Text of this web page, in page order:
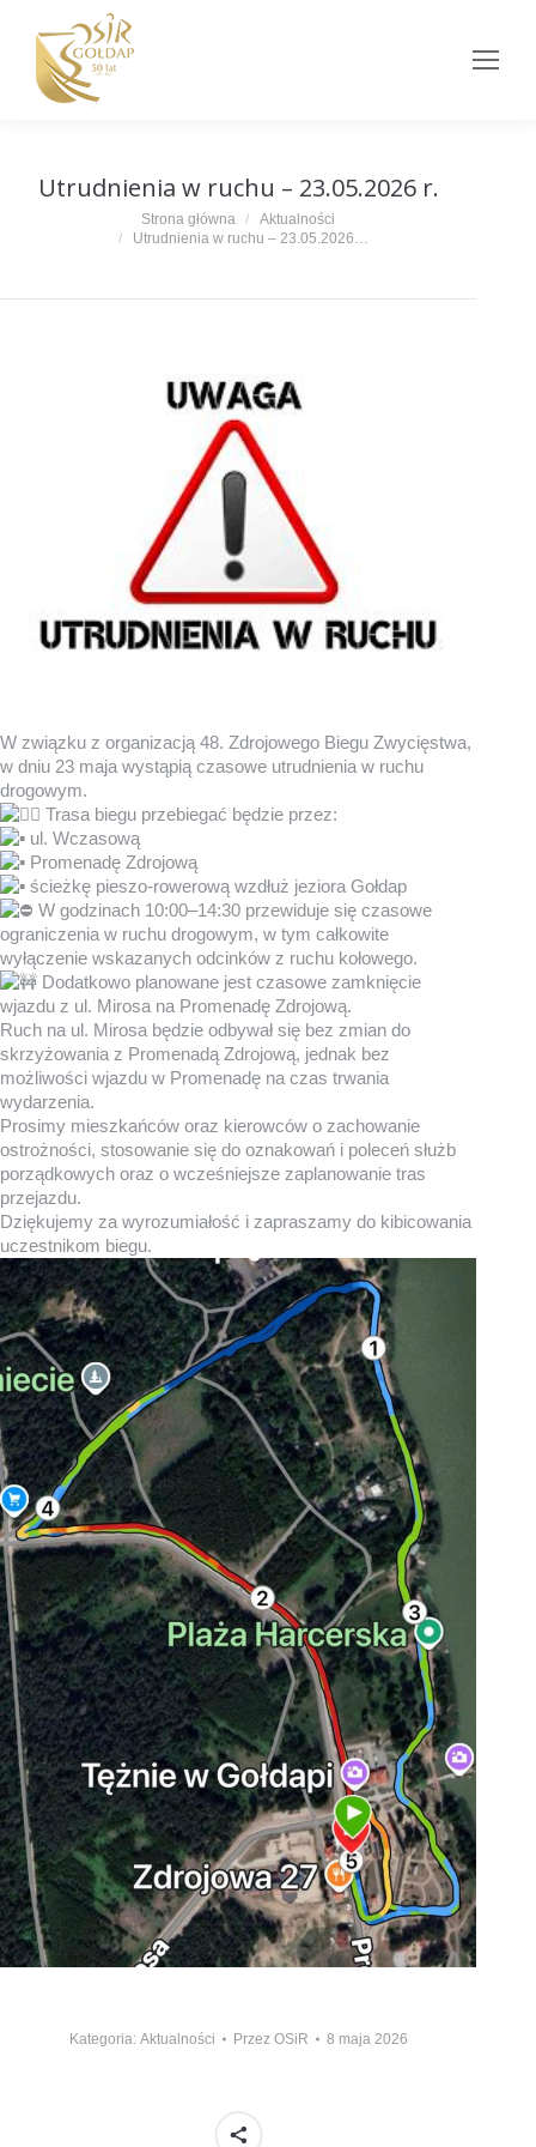
Utrudnienia w ruchu – 23.05.2026 r.
Strona główna
Aktualności
Utrudnienia w ruchu – 23.05.2026…
W związku z organizacją 48. Zdrojowego Biegu Zwycięstwa,
w dniu 23 maja wystąpią czasowe utrudnienia w ruchu
drogowym.
Trasa biegu przebiegać będzie przez:
ul. Wczasową
Promenadę Zdrojową
ścieżkę pieszo-rowerową wzdłuż jeziora Gołdap
W godzinach 10:00–14:30 przewiduje się czasowe
ograniczenia w ruchu drogowym, w tym całkowite
wyłączenie wskazanych odcinków z ruchu kołowego.
Dodatkowo planowane jest czasowe zamknięcie
wjazdu z ul. Mirosa na Promenadę Zdrojową.
Ruch na ul. Mirosa będzie odbywał się bez zmian do
skrzyżowania z Promenadą Zdrojową, jednak bez
możliwości wjazdu w Promenadę na czas trwania
wydarzenia.
Prosimy mieszkańców oraz kierowców o zachowanie
ostrożności, stosowanie się do oznakowań i poleceń służb
porządkowych oraz o wcześniejsze zaplanowanie tras
przejazdu.
Dziękujemy za wyrozumiałość i zapraszamy do kibicowania
uczestnikom biegu.
Kategoria: Aktualności Przez OSiR 8 maja 2026